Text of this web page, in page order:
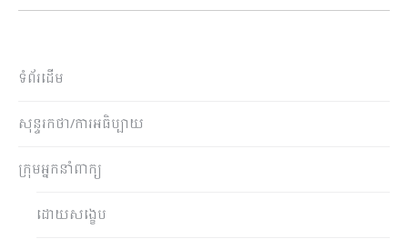
ទំព័រដើម
សុន្ទរកថា/ការអធិប្បាយ
ក្រុមអ្នកនាំពាក្យ
ដោយសង្ខេប